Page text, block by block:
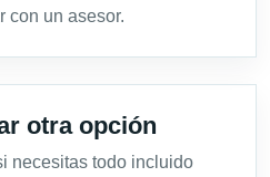
con un asesor.
otra opción
necesitas todo incluido